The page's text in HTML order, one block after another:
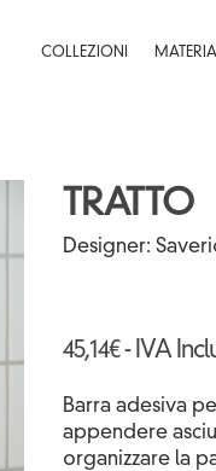
COLLEZIONI
HI-RES
TRATTO
Designer:
45,14€ - IVA
Barra adesiva
appendere
organizzare la